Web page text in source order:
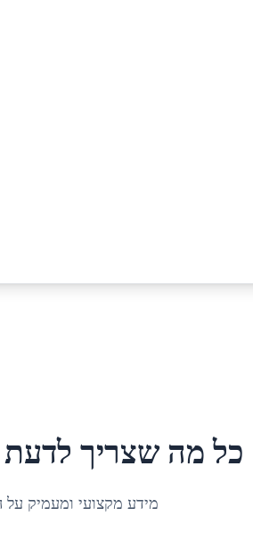
כל מה שצריך
מידע מקצועי ומעמיק על